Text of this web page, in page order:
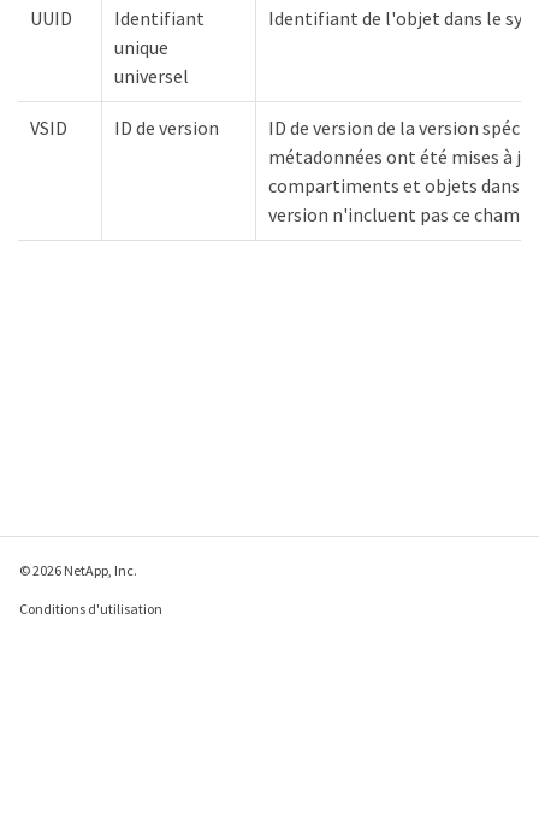
UUID
Identifiant
unique
universel
Identifiant de l'objet dans le
VSID ID de version
ID de version de la version
métadonnées ont été mises à
compartiments et objets dans
version n'incluent pas ce champ.
© 2026 NetApp, Inc.
Conditions d'utilisation